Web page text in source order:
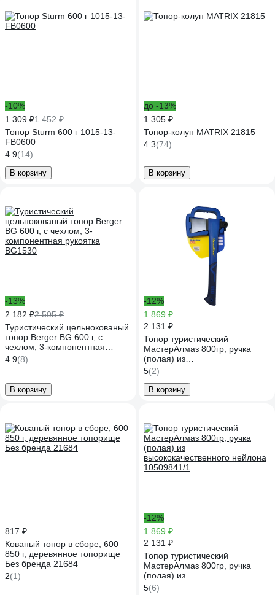
-10%
1 309 ₽1 452 ₽
Топор Sturm 600 г 1015-13-
FB0600
4.9(14)
В корзину
до -13%
1 305 ₽
Топор-колун MATRIX 21815
4.3(74)
В корзину
-13%
2 182 ₽2 505 ₽
Туристический цельнокованый
топор Berger BG 600 г, с
чехлом, 3-компонентная
рукоятка BG1530
4.9(8)
В корзину
-12%
1 869 ₽
2 131 ₽
Топор туристический
МастерАлмаз 800гр, ручка
(полая) из
высококачественного нейлона
10509843
5(2)
В корзину
817 ₽
Кованый топор в сборе, 600
850 г, деревянное топорище
Без бренда 21684
2(1)
-12%
1 869 ₽
2 131 ₽
Топор туристический
МастерАлмаз 800гр, ручка
(полая) из
высококачественного нейлона
5(6)